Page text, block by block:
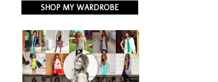
SHOP MY WARDROBE